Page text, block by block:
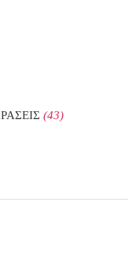
(43)